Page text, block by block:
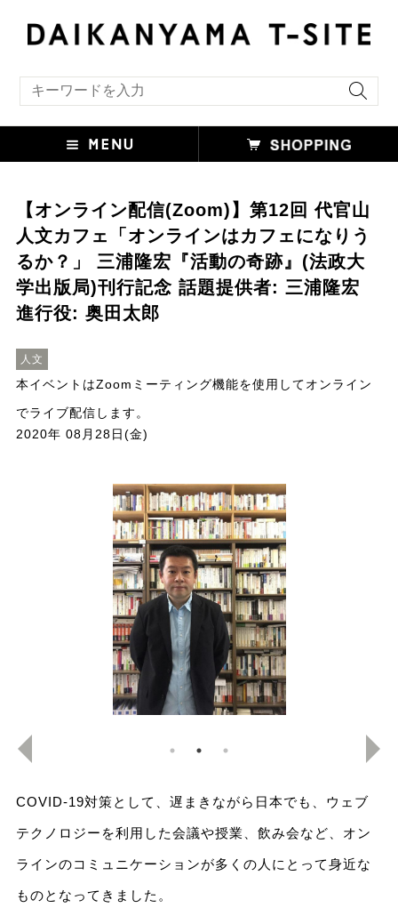
【オンライン配信(Zoom)】第12回 代官山
人文カフェ「オンラインはカフェになりう
るか？」 三浦隆宏『活動の奇跡』(法政大
学出版局)刊行記念 話題提供者: 三浦隆宏
進行役: 奥田太郎
人文
本イベントはZoomミーティング機能を使用してオンライン
でライブ配信します。
2020年 08月28日(金)
COVID-19対策として、遅まきながら日本でも、ウェブ
テクノロジーを利用した会議や授業、飲み会など、オン
ラインのコミュニケーションが多くの人にとって身近な
ものとなってきました。